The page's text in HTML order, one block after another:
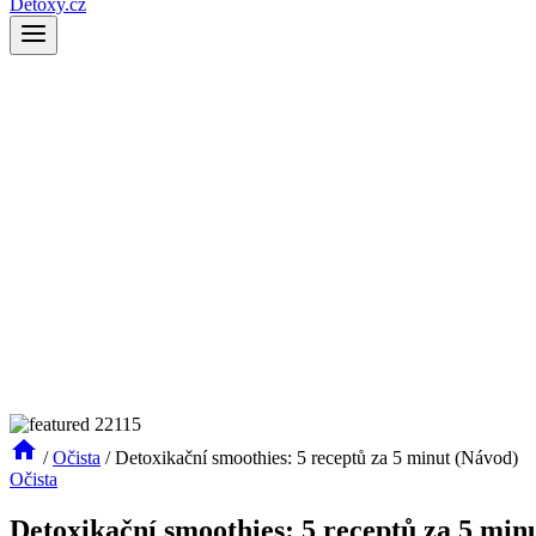
Detoxy.cz
/ Očista / Detoxikační smoothies: 5 receptů za 5 minut (Návod)
Očista